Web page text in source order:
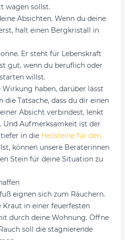
wagen sollst.
Absichten. Wenn du deine
halt einen Bergkristall in
Er steht für Lebenskraft
gut, wenn du beruflich oder
willst.
haben, darüber lässt
die Tatsache, dass du dir einen
Absicht verbindest, lenkt
Und Aufmerksamkeit ist der
in die Heilsteine für den
können unsere Beraterinnen
Stein für deine Situation zu
eignen sich zum Räuchern.
in einer feuerfesten
durch deine Wohnung. Öffne
soll die stagnierende